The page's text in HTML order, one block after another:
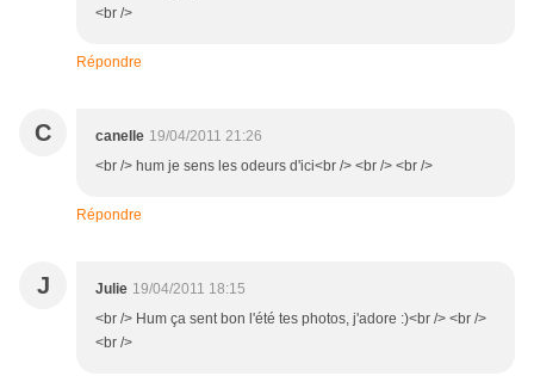
<br />
Répondre
C canelle 19/04/2011 21:26
<br /> hum je sens les odeurs d'ici<br /> <br /> <br />
Répondre
J Julie 19/04/2011 18:15
<br /> Hum ça sent bon l'été tes photos, j'adore :)<br /> <br />
<br />